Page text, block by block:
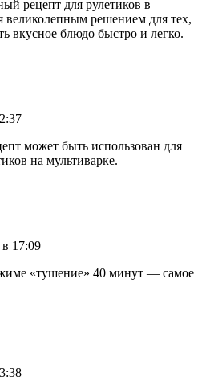
рецепт для рулетиков в
великолепным решением для тех,
вкусное блюдо быстро и легко.
может быть использован для
на мультиварке.
17:09
«тушение» 40 минут — самое